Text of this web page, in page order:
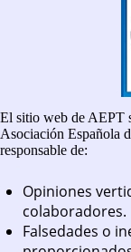
El sitio web de AEPT
Asociación Española
responsable de:
Opiniones
colaboradores.
Falsedades o